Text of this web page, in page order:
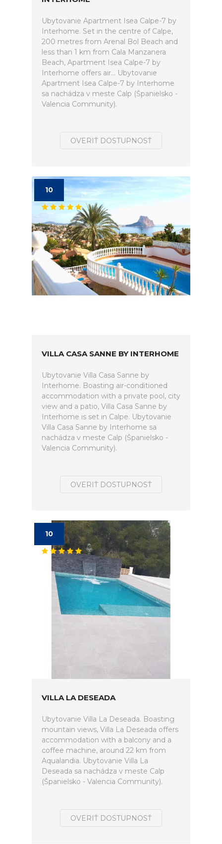
Ubytovanie Apartment Isea Calpe-7 by
Interhome. Set in the centre of Calpe,
200 metres from Arenal Bol Beach and
less than 1 km from Cala Manzanera
Beach, Apartment Isea Calpe-7 by
Interhome offers air... Ubytovanie
Apartment Isea Calpe-7 by Interhome
sa nachádza v meste Calp (Španielsko -
Valencia Community).
OVERIŤ DOSTUPNOSŤ
10
VILLA CASA SANNE BY INTERHOME
Ubytovanie Villa Casa Sanne by
Interhome. Boasting air-conditioned
accommodation with a private pool, city
view and a patio, Villa Casa Sanne by
Interhome is set in Calpe. Ubytovanie
Villa Casa Sanne by Interhome sa
nachádza v meste Calp (Španielsko -
Valencia Community).
OVERIŤ DOSTUPNOSŤ
10
VILLA LA DESEADA
Ubytovanie Villa La Deseada. Boasting
mountain views, Villa La Deseada offers
accommodation with a balcony and a
coffee machine, around 22 km from
Aqualandia. Ubytovanie Villa La
Deseada sa nachádza v meste Calp
(Španielsko - Valencia Community).
OVERIŤ DOSTUPNOSŤ